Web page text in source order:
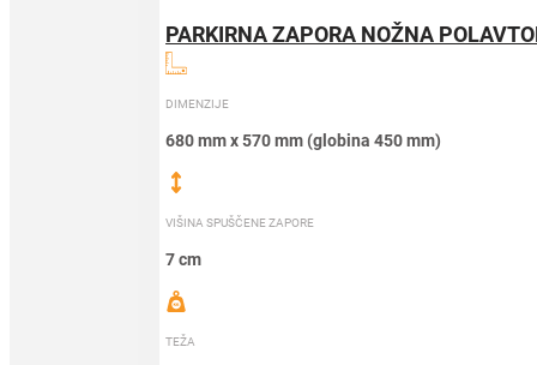
PARKIRNA ZAPORA NOŽNA
DIMENZIJE
680 mm x 570 mm (globina 450 mm)
VIŠINA SPUŠČENE ZAPORE
7 cm
TEŽA